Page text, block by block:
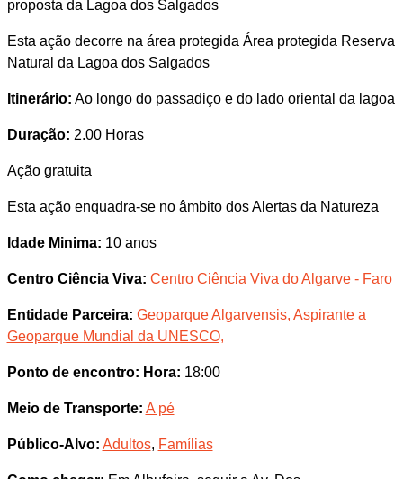
proposta da Lagoa dos Salgados
Esta ação decorre na área protegida Área protegida Reserva
Natural da Lagoa dos Salgados
Itinerário: Ao longo do passadiço e do lado oriental da lagoa
Duração: 2.00 Horas
Ação gratuita
Esta ação enquadra-se no âmbito dos Alertas da Natureza
Idade Minima: 10 anos
Centro Ciência Viva: Centro Ciência Viva do Algarve - Faro
Entidade Parceira: Geoparque Algarvensis, Aspirante a
Geoparque Mundial da UNESCO,
Ponto de encontro: Hora: 18:00
Meio de Transporte: A pé
Público-Alvo: Adultos, Famílias